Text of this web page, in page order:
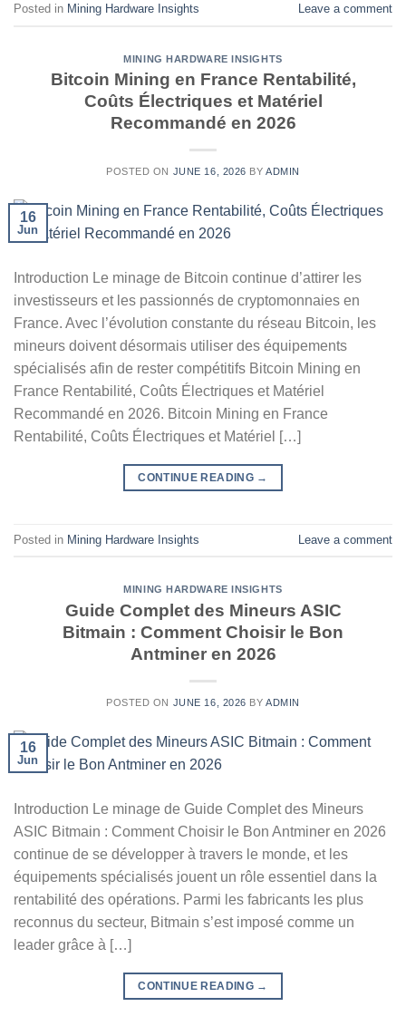
Posted in Mining Hardware Insights Leave a comment
MINING HARDWARE INSIGHTS
Bitcoin Mining en France Rentabilité,
Coûts Électriques et Matériel
Recommandé en 2026
POSTED ON JUNE 16, 2026 BYADMIN
16
Jun
Introduction Le minage de Bitcoin continue d’attirer les
investisseurs et les passionnés de cryptomonnaies en
France. Avec l’évolution constante du réseau Bitcoin, les
mineurs doivent désormais utiliser des équipements
spécialisés afin de rester compétitifs Bitcoin Mining en
France Rentabilité, Coûts Électriques et Matériel
Recommandé en 2026. Bitcoin Mining en France
Rentabilité, Coûts Électriques et Matériel […]
CONTINUE READING →
Posted in Mining Hardware Insights Leave a comment
MINING HARDWARE INSIGHTS
Guide Complet des Mineurs ASIC
Bitmain : Comment Choisir le Bon
Antminer en 2026
POSTED ON JUNE 16, 2026 BYADMIN
16
Jun
Introduction Le minage de Guide Complet des Mineurs
ASIC Bitmain : Comment Choisir le Bon Antminer en 2026
continue de se développer à travers le monde, et les
équipements spécialisés jouent un rôle essentiel dans la
rentabilité des opérations. Parmi les fabricants les plus
reconnus du secteur, Bitmain s’est imposé comme un
leader grâce à […]
CONTINUE READING →